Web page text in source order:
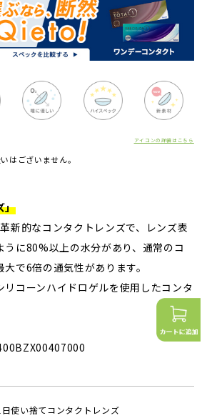
アイコンの詳細はこちら
はございません。
」
新的なコンタクトレンズで、レンズ表
うに80%以上の水分があり、通常のコ
で6倍の通気性があります。
リコーンハイドロゲルを使用したコンタ
日使い捨てコンタクトレンズ